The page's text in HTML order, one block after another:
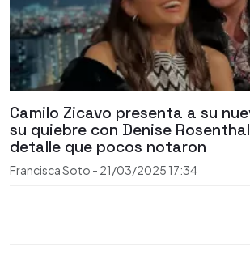
Camilo Zicavo presenta a su
su quiebre con Denise
detalle que pocos notaron
Francisca Soto - 21/03/2025 17:34